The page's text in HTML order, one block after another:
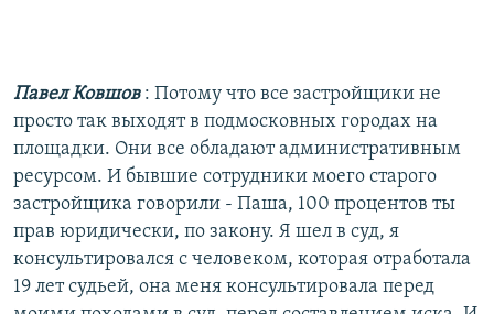
Павел Ковшов : Потому что все застройщики не
просто так выходят в подмосковных городах на
площадки. Они все обладают административным
ресурсом. И бывшие сотрудники моего старого
застройщика говорили - Паша, 100 процентов ты
прав юридически, по закону. Я шел в суд, я
консультировался с человеком, которая отработала
19 лет судьей, она меня консультировала перед